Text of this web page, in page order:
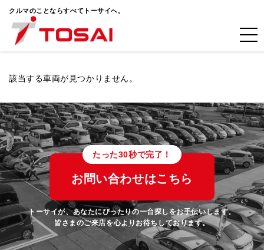
クルマのことならすべてトーサイへ。
該当する車両が見つかりません。
たった30秒で完了！
お問い合わせはこちら
トーサイが、あなたにぴったりの一台探しをお手伝いします。
皆さまのご来店を心よりお待ちしております。